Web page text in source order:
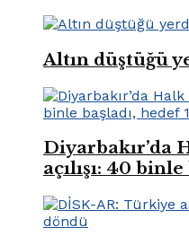
Altın düştüğü
Diyarbakır’da
açılışı: 40